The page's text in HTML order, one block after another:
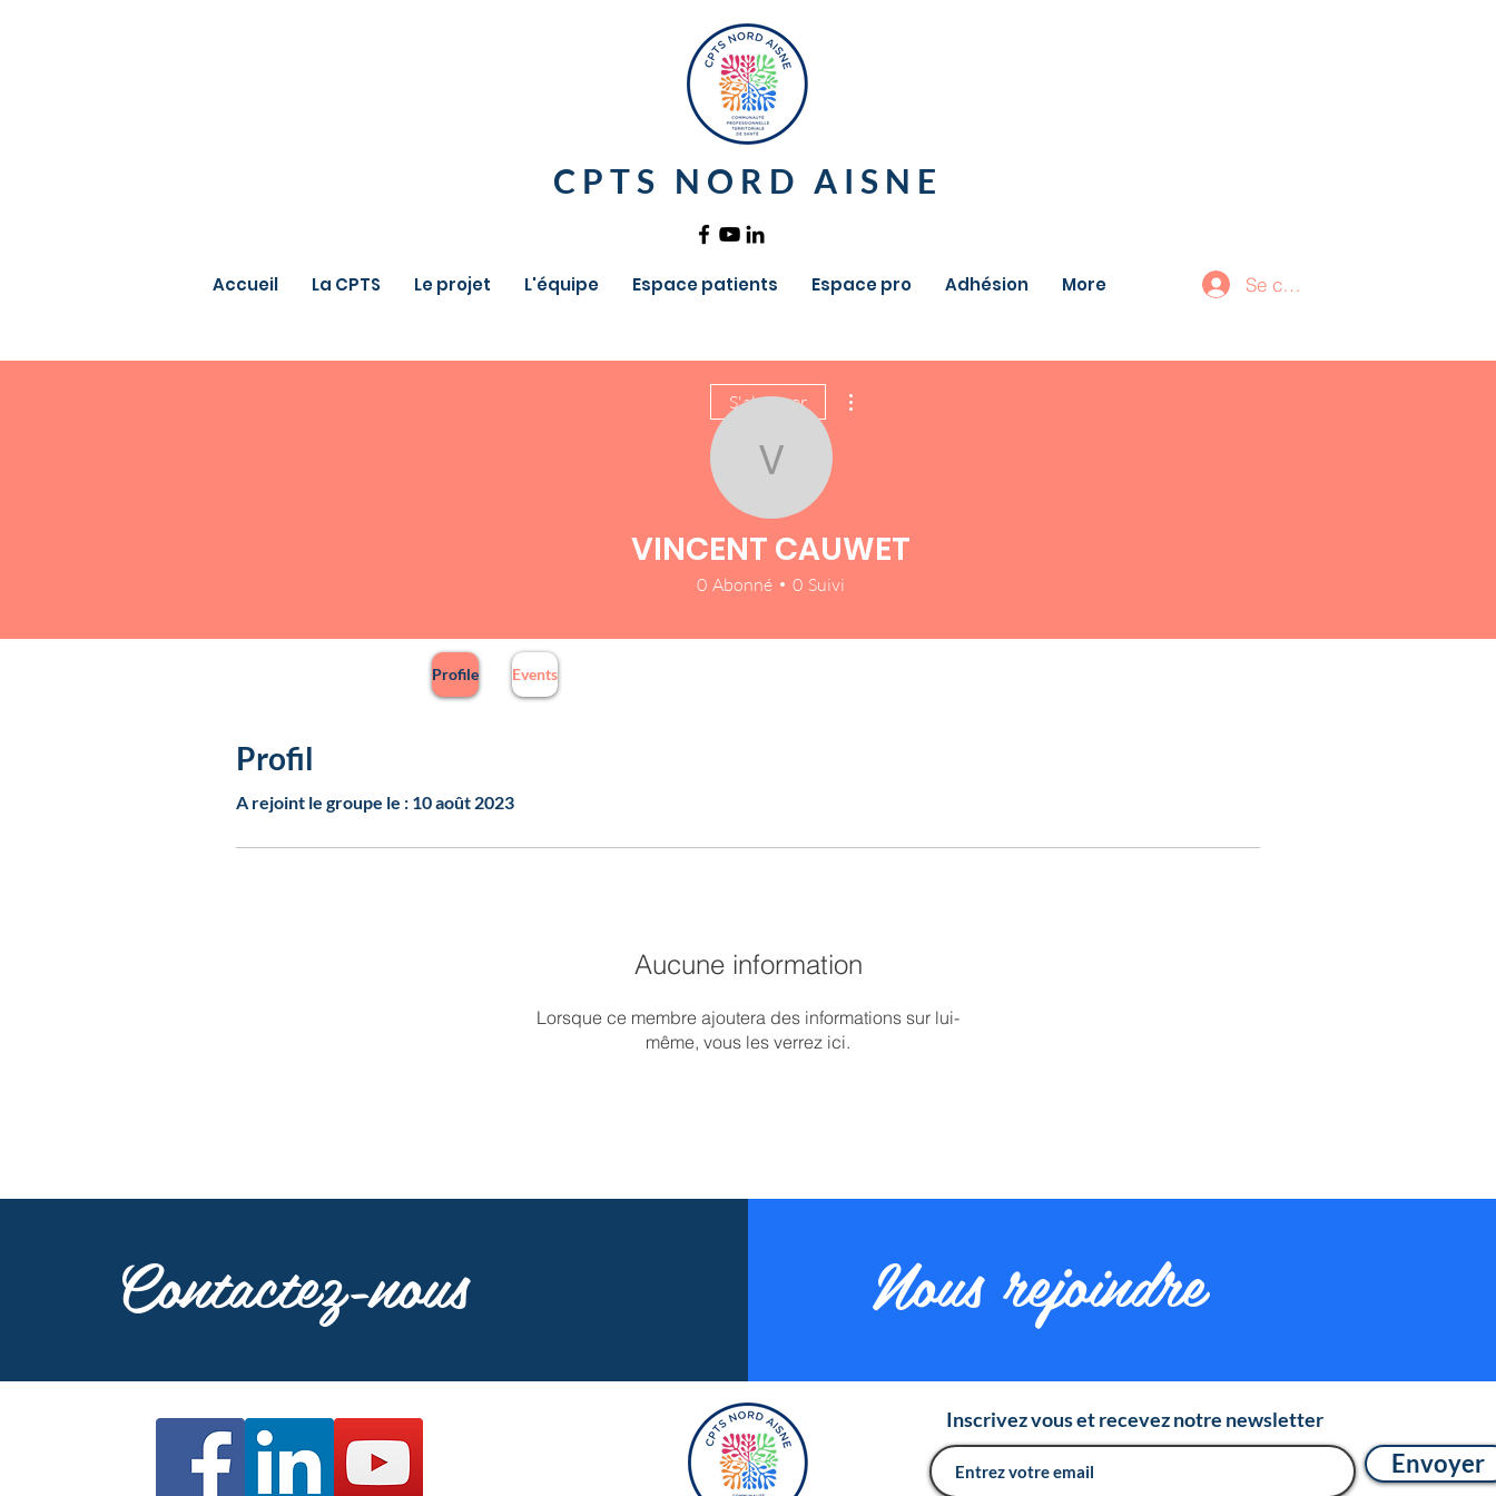
CPTS NORD AISNE
Accueil La CPTS Le projet L'équipe Espace patients Espace pro Adhésion More Se connecter
Profil
A rejoint le groupe le : 10 août 2023
Aucune information
Lorsque ce membre ajoutera des informations sur lui-
même, vous les verrez ici.
VINCENT CAUWET
VINCENT CAUWET
0 Abonné 0 Suivi
S'abonner
Profile Events
Contactez-nous Nous rejoindre
Inscrivez vous et recevez notre newsletter
Envoyer